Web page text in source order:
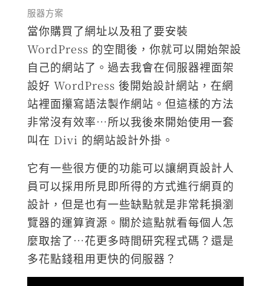
服器方案
當你購買了網址以及租了要安裝
WordPress 的空間後，你就可以開始架設
自己的網站了。過去我會在伺服器裡面架
設好 WordPress 後開始設計網站，在網
站裡面攥寫語法製作網站。但這樣的方法
非常沒有效率…所以我後來開始使用一套
叫在 Divi 的網站設計外掛。
它有一些很方便的功能可以讓網頁設計人
員可以採用所見即所得的方式進行網頁的
設計，但是也有一些缺點就是非常耗損瀏
覽器的運算資源。關於這點就看每個人怎
麼取捨了…花更多時間研究程式碼？還是
多花點錢租用更快的伺服器？